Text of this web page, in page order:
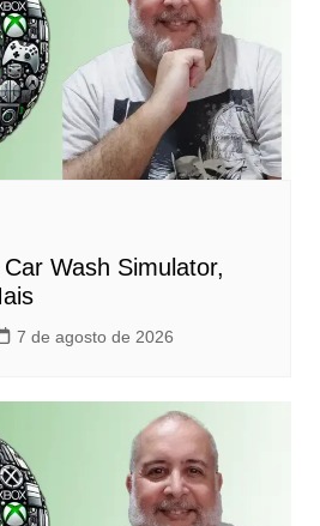
Wash Simulator,
7 de agosto de 2026